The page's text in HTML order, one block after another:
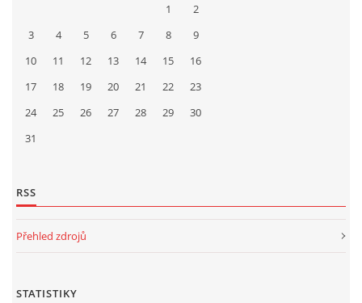
1
2
3
4 5 6 7 8
9
10
11 12 13 14 15
16
17
18 19 20 21 22
23
24
25 26 27 28 29
30
31
RSS
Přehled zdrojů
STATISTIKY